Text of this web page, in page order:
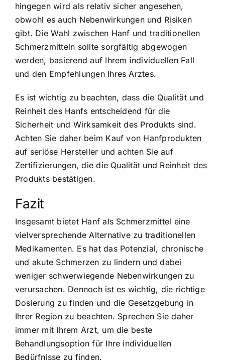
hingegen wird als relativ sicher angesehen,
obwohl es auch Nebenwirkungen und Risiken
gibt. Die Wahl zwischen Hanf und traditionellen
Schmerzmitteln sollte sorgfältig abgewogen
werden, basierend auf Ihrem individuellen Fall
und den Empfehlungen Ihres Arztes.
Es ist wichtig zu beachten, dass die Qualität und
Reinheit des Hanfs entscheidend für die
Sicherheit und Wirksamkeit des Produkts sind.
Achten Sie daher beim Kauf von Hanfprodukten
auf seriöse Hersteller und achten Sie auf
Zertifizierungen, die die Qualität und Reinheit des
Produkts bestätigen.
Fazit
Insgesamt bietet Hanf als Schmerzmittel eine
vielversprechende Alternative zu traditionellen
Medikamenten. Es hat das Potenzial, chronische
und akute Schmerzen zu lindern und dabei
weniger schwerwiegende Nebenwirkungen zu
verursachen. Dennoch ist es wichtig, die richtige
Dosierung zu finden und die Gesetzgebung in
Ihrer Region zu beachten. Sprechen Sie daher
immer mit Ihrem Arzt, um die beste
Behandlungsoption für Ihre individuellen
Bedürfnisse zu finden.